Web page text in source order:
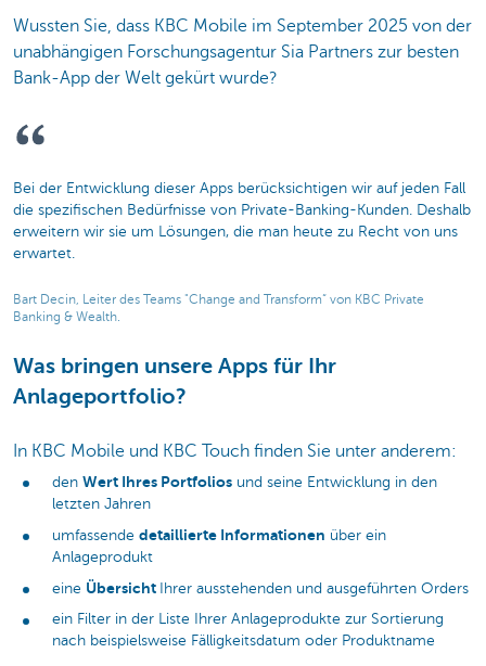
Wussten Sie, dass KBC Mobile im September 2025 von der
unabhängigen Forschungsagentur Sia Partners zur besten
Bank-App der Welt gekürt wurde?
Bei der Entwicklung dieser Apps berücksichtigen wir auf jeden Fall
die spezifischen Bedürfnisse von Private-Banking-Kunden. Deshalb
erweitern wir sie um Lösungen, die man heute zu Recht von uns
erwartet.
Bart Decin, Leiter des Teams "Change and Transform“ von KBC Private
Banking & Wealth.
Was bringen unsere Apps für Ihr
Anlageportfolio?
In KBC Mobile und KBC Touch finden Sie unter anderem:
den Wert Ihres Portfolios und seine Entwicklung in den
letzten Jahren
umfassende detaillierte Informationen über ein
Anlageprodukt
eine Übersicht Ihrer ausstehenden und ausgeführten Orders
ein Filter in der Liste Ihrer Anlageprodukte zur Sortierung
nach beispielsweise Fälligkeitsdatum oder Produktname